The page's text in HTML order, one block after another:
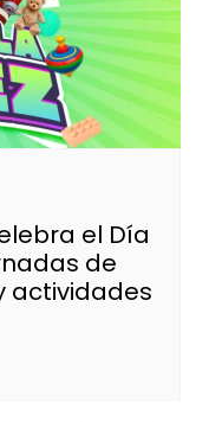
el Día
de
actividades